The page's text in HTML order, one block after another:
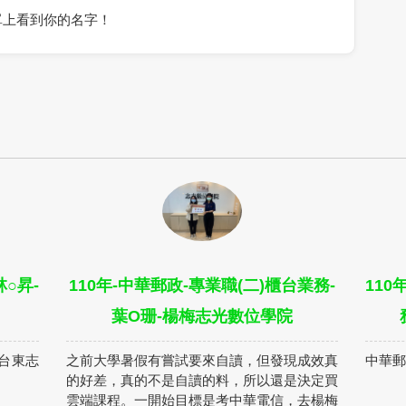
看到你的名字！
○昇-
東志
110年-中華郵政-專業職(二)櫃台業務-
葉O珊-楊梅志光數位學院
之前大學暑假有嘗試要來自讀，但發現成效真
的好差，真的不是自讀的料，所以還是決定買
雲端課程。一開始目標是考中華電信，去楊梅
110
中華